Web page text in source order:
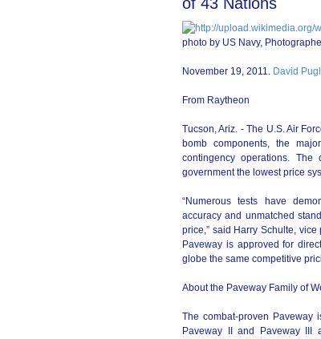
photo by US Navy,
November 19, 2011. David
From Raytheon
Tucson, Ariz. - The U.S. Air
bomb components, the
contingency operations. The
government the lowest price
“Numerous tests have
accuracy and unmatched
price,” said Harry Schulte, vice
Paveway is approved for
globe the same competitive
About the Paveway Family of
The combat-proven Paveway
Paveway II and Paveway III